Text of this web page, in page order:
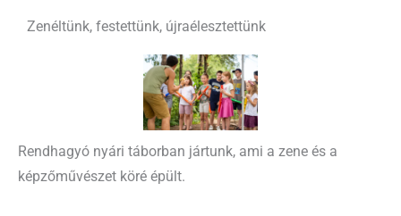
Zenéltünk, festettünk, újraélesztettünk
Rendhagyó nyári táborban jártunk, ami a zene és a
képzőművészet köré épült.